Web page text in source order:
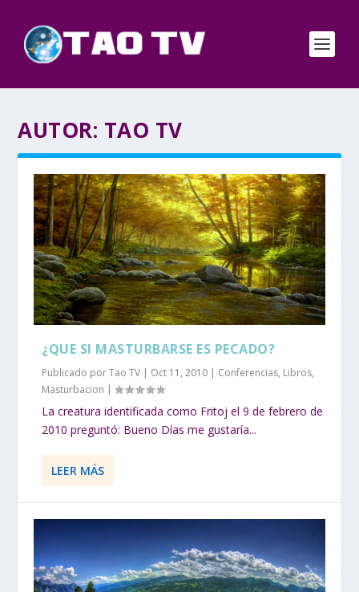
AUTOR: TAO TV
¿QUE SI MASTURBARSE ES PECADO?
Publicado porTao TV | Oct 11, 2010 | Conferencias, Libros,
Masturbacion |
La creatura identificada como Fritoj el 9 de febrero de
2010 preguntó: Bueno Días me gustaría...
LEER MÁS